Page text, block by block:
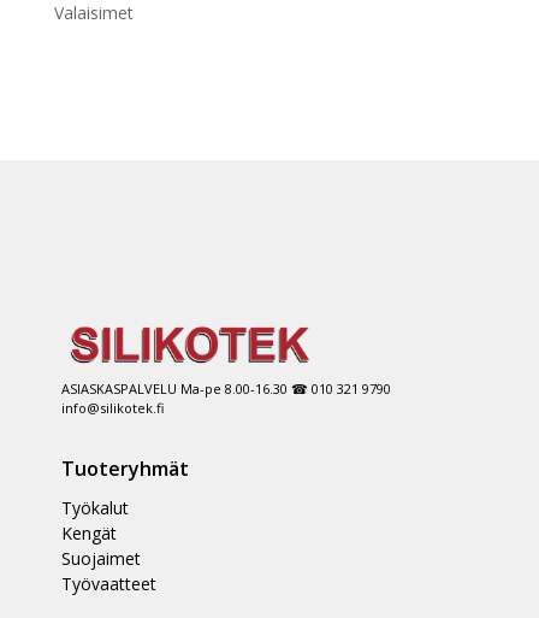
Valaisimet
ASIASKASPALVELU Ma-pe 8.00-16.30 ☎ 010 321 9790
info@silikotek.fi
Tuoteryhmät
Työkalut
Kengät
Suojaimet
Työvaatteet